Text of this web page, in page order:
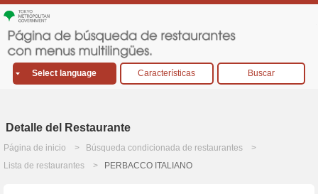
Select language Características Buscar
Detalle del Restaurante
Página de inicio
Búsqueda condicionada de restaurantes
Lista de restaurantes
PERBACCO ITALIANO